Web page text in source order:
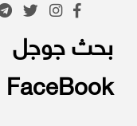
بحث جوجل
FaceBook